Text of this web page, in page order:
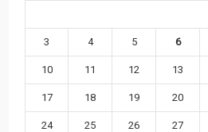
3 4 5 6
10 11 12 13
17 18 19 20
24 25 26 27